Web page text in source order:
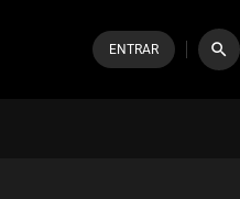
ENTRAR search